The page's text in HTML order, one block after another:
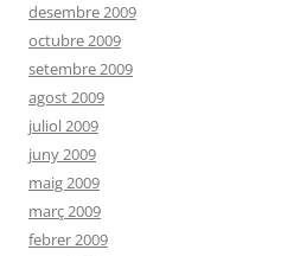
desembre 2009
octubre 2009
setembre 2009
agost 2009
juliol 2009
juny 2009
maig 2009
març 2009
febrer 2009